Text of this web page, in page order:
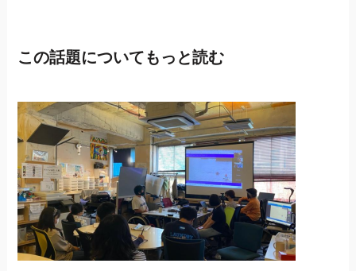
この話題についてもっと読む